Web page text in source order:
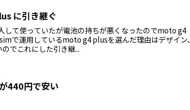
に引き継ぐ
て使っていたが電池の持ちが悪くなったのでmoto g4
で運用しているmoto g4 plusを選んだ理由はデザイン、
でこれにした引き継...
440円で安い